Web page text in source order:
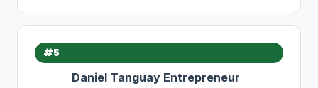
#5
Daniel Tanguay Entrepreneur